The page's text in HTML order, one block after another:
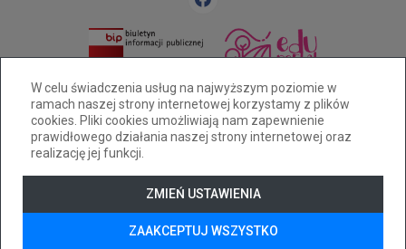
W celu świadczenia usług na najwyższym poziomie w
ramach naszej strony internetowej korzystamy z plików
cookies. Pliki cookies umożliwiają nam zapewnienie
prawidłowego działania naszej strony internetowej oraz
realizację jej funkcji.
ZMIEŃ USTAWIENIA
ZAAKCEPTUJ WSZYSTKO
33 812 58 83
pm25@cuw.bielsko-biala.pl
Bielsko-Biała ul. Widok 28
Deklaracja dostępności
Tryb wysokiego kontrastu